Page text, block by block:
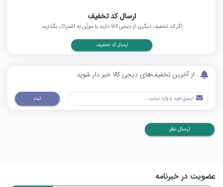
ارسال کد تخفیف
اگر کد تخفیف دیگری از دیجی کالا دارید با موپُن به اشتراک بگذارید.
ارسال کد تخفیف
از آخرین تخفیف‌های دیجی کالا خبر دار شوید
ثبت
ارسال نظر
عضویت در خبرنامه